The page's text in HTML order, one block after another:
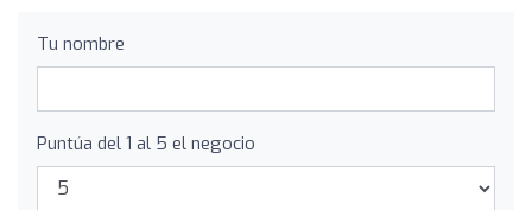
Tu nombre
Puntúa del 1 al 5 el negocio